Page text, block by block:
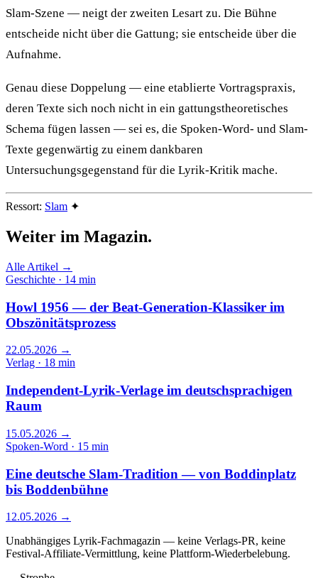
Slam-Szene — neigt der zweiten Lesart zu. Die Bühne
entscheide nicht über die Gattung; sie entscheide über die
Aufnahme.
Genau diese Doppelung — eine etablierte Vortragspraxis,
deren Texte sich noch nicht in ein gattungstheoretisches
Schema fügen lassen — sei es, die Spoken-Word- und Slam-
Texte gegenwärtig zu einem dankbaren
Untersuchungsgegenstand für die Lyrik-Kritik mache.
Ressort: Slam ✦
Weiter im Magazin.
Alle Artikel →
Geschichte · 14 min
Howl 1956 — der Beat-Generation-Klassiker im
Obszönitätsprozess
22.05.2026 →
Verlag · 18 min
Independent-Lyrik-Verlage im deutschsprachigen
Raum
15.05.2026 →
Spoken-Word · 15 min
Eine deutsche Slam-Tradition — von Boddinplatz
bis Boddenbühne
12.05.2026 →
Unabhängiges Lyrik-Fachmagazin — keine Verlags-PR, keine
Festival-Affiliate-Vermittlung, keine Plattform-Wiederbelebung.